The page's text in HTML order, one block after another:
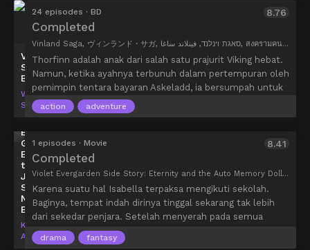
Vinland
Saga
BD
Wit
Studio
24 episodes · BD
Completed
Vinland Saga, ヴィンランド・サガ, סאגת וינלנד, فينلاند ساغا, สงครามคนทมิฬ
8.76
Thorfinn adalah anak dari salah satu prajurit Viking hebat.
Namun, ketika ayahnya terbunuh dalam pertempuran oleh
pemimpin tentara bayaran Askeladd, ia bersumpah untuk
membalas dendam. Thorfinn kemudian bergabung dengan
Askeladd agar dapat menantangnya duel, tetapi akhirnya
action adventure
Violet
Evergarden
Gaiden:
Eien
to
Jidou
Shuki
Ningyou
BD
Kyoto
Animation
1 episodes · Movie
Completed
Violet Evergarden Side Story: Eternity and the Auto Memory Doll, ヴァイオレット・エヴァーガーデン 外伝 -永遠と自動手記人形-, Violet Evergarden: Eternity and the Auto Memory Doll
8.41
Karena suatu hal Isabella terpaksa mengikuti sekolah.
Baginya, tempat indah dirinya tinggal sekarang tak lebih
dari sekedar penjara. Setelah menyerah pada semua
harapan dan masa depannya, ia bertemu dengan gurunya
yang baru, Violet Evergarden.
drama fantasy